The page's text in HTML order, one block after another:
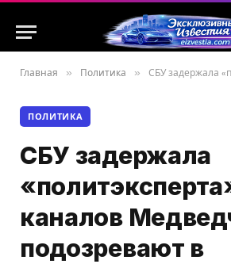
Главная » Политика » СБУ задержала «политэксперта» с
ПОЛИТИКА
СБУ задержала
каналов
подозревают в